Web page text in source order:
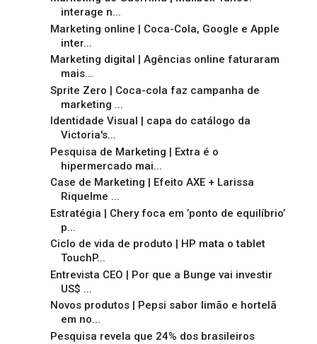
interage n...
Marketing online | Coca-Cola, Google e Apple
inter...
Marketing digital | Agências online faturaram
mais...
Sprite Zero | Coca-cola faz campanha de
marketing ...
Identidade Visual | capa do catálogo da
Victoria's...
Pesquisa de Marketing | Extra é o
hipermercado mai...
Case de Marketing | Efeito AXE + Larissa
Riquelme ...
Estratégia | Chery foca em ’ponto de equilíbrio’
p...
Ciclo de vida de produto | HP mata o tablet
TouchP...
Entrevista CEO | Por que a Bunge vai investir
US$ ...
Novos produtos | Pepsi sabor limão e hortelã
em no...
Pesquisa revela que 24% dos brasileiros